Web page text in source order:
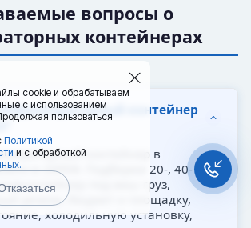
cookie и обрабатываем
с использованием
пользоваться
Политикой
и с обработкой
вопросы о
контейнерах
контейнер
контейнер в
в 20РЕФ. Подберем 20-, 40- или
под ваш груз,
режим, бюджет и площадку,
холодильную установку,